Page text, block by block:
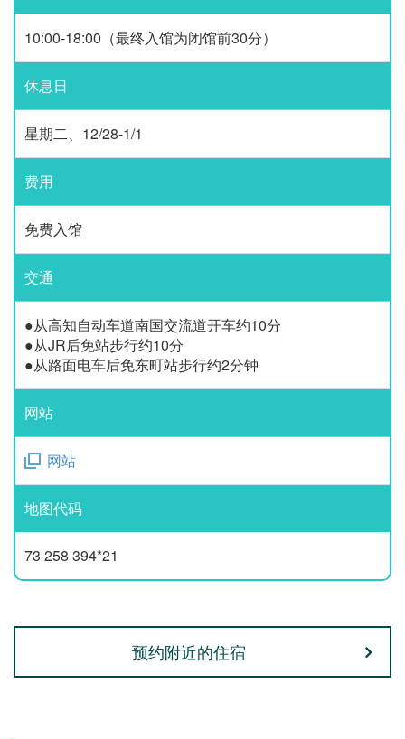
10:00-18:00（最终入馆为闭馆前30分）
休息日
星期二、12/28-1/1
费用
免费入馆
交通
●从高知自动车道南国交流道开车约10分
●从JR后免站步行约10分
●从路面电车后免东町站步行约2分钟
网站
网站
地图代码
73 258 394*21
预约附近的住宿